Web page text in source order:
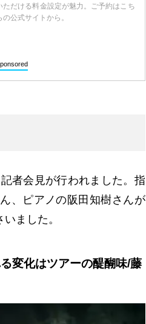
ただける料金設定が魅力。ご予約はこち
の公式サイトから。
者会見が行われました。指
、ピアノの阪田知樹さんが
ました。
変化はツアーの醍醐味/藤